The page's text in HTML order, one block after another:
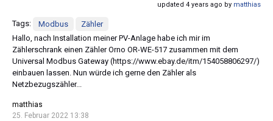
updated 4 years ago by matthias
Tags: Modbus
Zähler
Hallo, nach Installation meiner PV-Anlage habe ich mir im
Zählerschrank einen Zähler Orno OR-WE-517 zusammen mit dem
Universal Modbus Gateway (https://www.ebay.de/itm/154058806297/)
einbauen lassen. Nun würde ich gerne den Zähler als
Netzbezugszähler...
matthias
25. Februar 2022 13:38